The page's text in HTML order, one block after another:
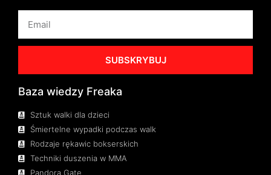
SUBSKRYBUJ
Baza wiedzy Freaka
Sztuk walki dla dzieci
Śmiertelne wypadki podczas walk
Rodzaje rękawic bokserskich
Techniki duszenia w MMA
Pandora Gate